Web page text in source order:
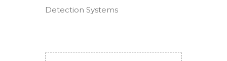
Detection Systems